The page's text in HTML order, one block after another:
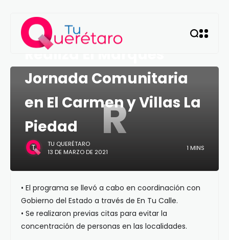
R
QUERÉTARO
Realiza El Marqués
Jornada Comunitaria
en El Carmen y Villas La
Piedad
TU QUERÉTARO
13 DE MARZO DE 2021
1 MINS
• El programa se llevó a cabo en coordinación con
Gobierno del Estado a través de En Tu Calle.
• Se realizaron previas citas para evitar la
concentración de personas en las localidades.